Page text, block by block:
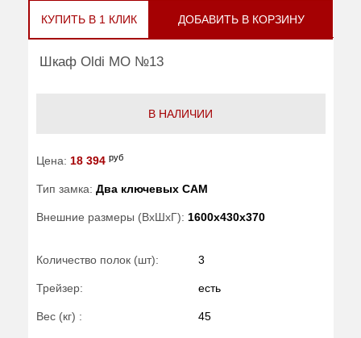
КУПИТЬ В 1 КЛИК ДОБАВИТЬ В КОРЗИНУ
Шкаф Oldi МО №13
В НАЛИЧИИ
Цена: 18 394 руб
Тип замка: Два ключевых САМ
Внешние размеры (ВхШхГ): 1600x430x370
Количество полок (шт): 3
Трейзер: есть
Вес (кг) : 45